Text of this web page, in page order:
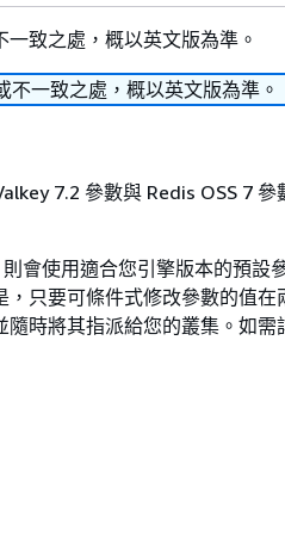
致之處，概以英文版為準。
一致之處，概以英文版為準。
7.2 參數與 Redis OSS 7 參
會使用適合您引擎版本的預設
只要可條件式修改參數的值在
時將其指派給您的叢集。如需